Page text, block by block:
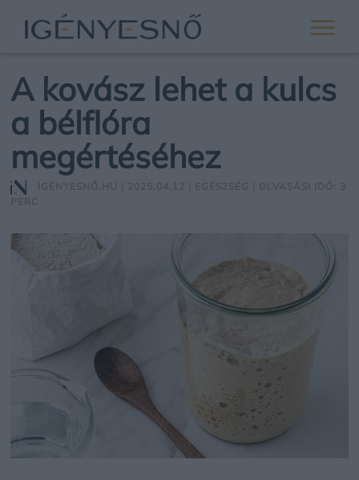
A kovász lehet a kulcs
a bélflóra
megértéséhez